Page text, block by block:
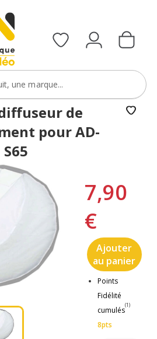
de
pour AD-
S65
7,90
€
Ajouter
au panier
Points
Fidélité
cumulés
(1)
8pts